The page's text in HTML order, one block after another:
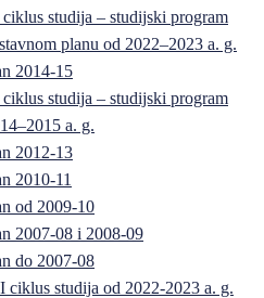
ciklus studija – studijski program
planu od 2022–2023 a. g.
2014-15
ciklus studija – studijski program
a. g.
2012-13
2010-11
od 2009-10
2007-08 i 2008-09
do 2007-08
ciklus studija od 2022-2023 a. g.